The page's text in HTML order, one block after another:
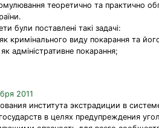
теоретично та практично
були поставлені такі задачі:
кримінального виду покарання та
адміністративне покарання;
2011
института экстрадиции в
в целях предупреждения